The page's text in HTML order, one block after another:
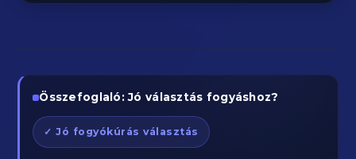
Összefoglaló: Jó választás fogyáshoz?
✓ Jó fogyókúrás választás